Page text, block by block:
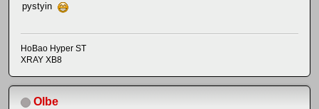
pystyin
HoBao Hyper ST
XRAY XB8
Olbe